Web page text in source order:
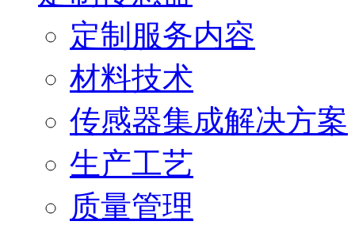
定制服务内容
材料技术
传感器集成解决方案
生产工艺
质量管理